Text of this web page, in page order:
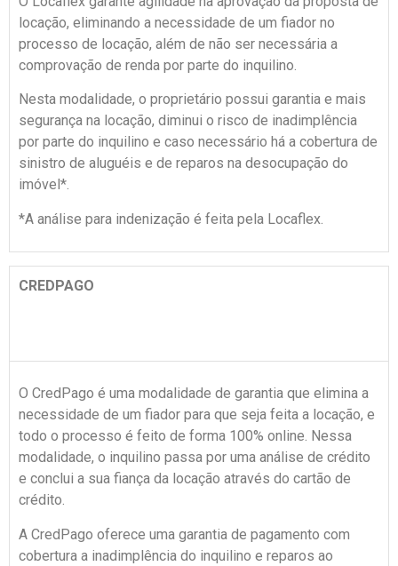
locação, eliminando a necessidade de um fiador no
processo de locação, além de não ser necessária a
comprovação de renda por parte do inquilino.
Nesta modalidade, o proprietário possui garantia e mais
segurança na locação, diminui o risco de inadimplência
por parte do inquilino e caso necessário há a cobertura de
sinistro de aluguéis e de reparos na desocupação do
imóvel*.
*A análise para indenização é feita pela Locaflex.
CREDPAGO
O CredPago é uma modalidade de garantia que elimina a
necessidade de um fiador para que seja feita a locação, e
todo o processo é feito de forma 100% online. Nessa
modalidade, o inquilino passa por uma análise de crédito
e conclui a sua fiança da locação através do cartão de
crédito.
A CredPago oferece uma garantia de pagamento com
cobertura a inadimplência do inquilino e reparos ao